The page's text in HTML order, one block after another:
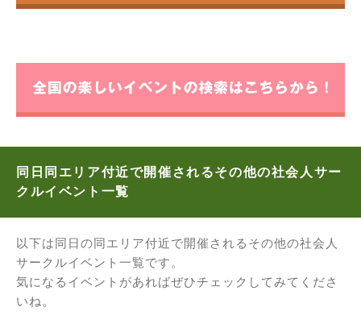
同日同エリア付近で開催されるその他の社会人サー
クルイベント一覧
以下は同日の同エリア付近で開催されるその他の社会人
サークルイベント一覧です。
気になるイベントがあればぜひチェックしてみてくださ
いね。